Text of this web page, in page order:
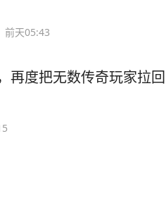
前天05:43
再度把无数传奇玩家拉